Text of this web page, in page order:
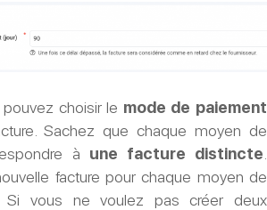
choisir le mode de paiement
Sachez que chaque moyen de
à une facture distincte
facture pour chaque moyen de
Si vous ne voulez pas créer deux